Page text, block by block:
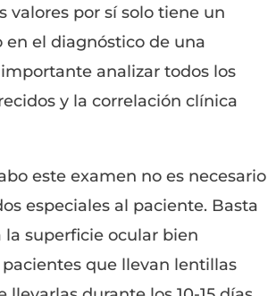
valores por sí solo tiene un
en el diagnóstico de una
analizar todos los
y la correlación clínica
este examen no es necesario
especiales al paciente. Basta
superficie ocular bien
que llevan lentillas